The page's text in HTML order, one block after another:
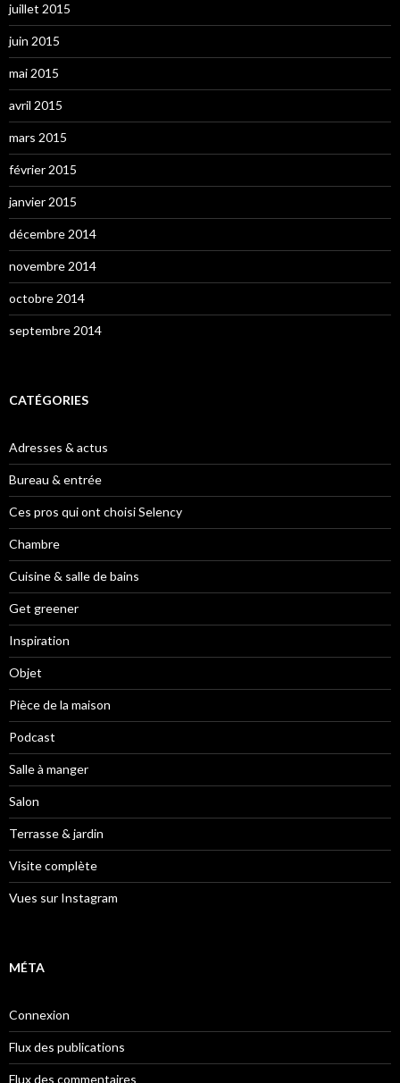
juillet 2015
juin 2015
mai 2015
avril 2015
mars 2015
février 2015
janvier 2015
décembre 2014
novembre 2014
octobre 2014
septembre 2014
CATÉGORIES
Adresses & actus
Bureau & entrée
Ces pros qui ont choisi Selency
Chambre
Cuisine & salle de bains
Get greener
Inspiration
Objet
Pièce de la maison
Podcast
Salle à manger
Salon
Terrasse & jardin
Visite complète
Vues sur Instagram
MÉTA
Connexion
Flux des publications
Flux des commentaires